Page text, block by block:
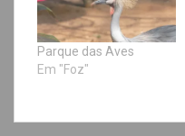
Parque das Aves
Em "Foz"